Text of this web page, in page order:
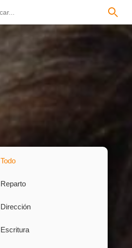
Todo
Reparto
Dirección
Escritura